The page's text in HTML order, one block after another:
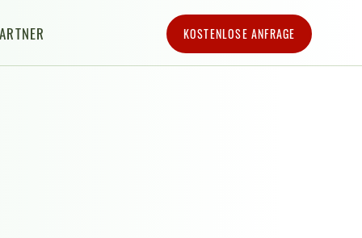
KOSTENLOSE ANFRAGE